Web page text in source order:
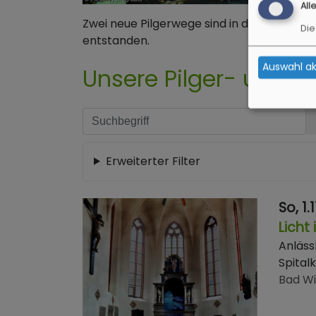
Zwei neue Pilgerwege sind in der Region
entstanden.
Unsere Pilger- und
Erweiterter Filter
So,
Licht
Bad
Auswahl